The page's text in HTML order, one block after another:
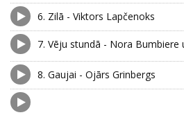
6. Zilā - Viktors Lapčenoks
7. Vēju stundā - Nora Bumbiere
8. Gaujai - Ojārs Grinbergs